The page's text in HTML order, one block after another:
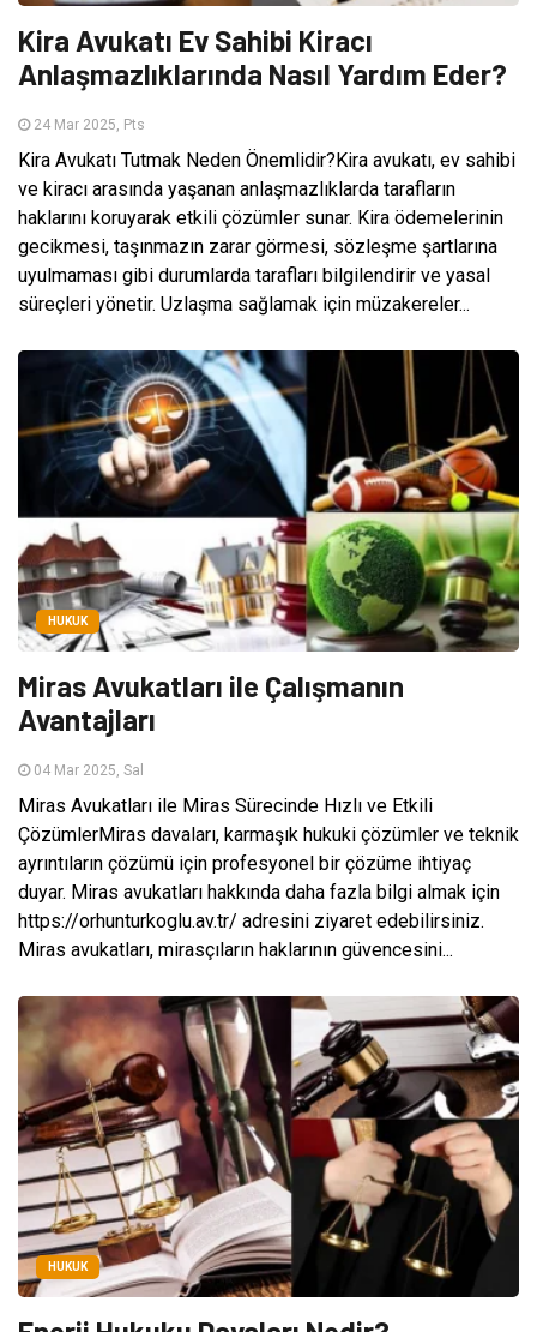
Kira Avukatı Ev Sahibi Kiracı
Anlaşmazlıklarında Nasıl Yardım Eder?
24 Mar 2025, Pts
Kira Avukatı Tutmak Neden Önemlidir?Kira avukatı, ev sahibi
ve kiracı arasında yaşanan anlaşmazlıklarda tarafların
haklarını koruyarak etkili çözümler sunar. Kira ödemelerinin
gecikmesi, taşınmazın zarar görmesi, sözleşme şartlarına
uyulmaması gibi durumlarda tarafları bilgilendirir ve yasal
süreçleri yönetir. Uzlaşma sağlamak için müzakereler...
HUKUK
Miras Avukatları ile Çalışmanın
Avantajları
04 Mar 2025, Sal
Miras Avukatları ile Miras Sürecinde Hızlı ve Etkili
ÇözümlerMiras davaları, karmaşık hukuki çözümler ve teknik
ayrıntıların çözümü için profesyonel bir çözüme ihtiyaç
duyar. Miras avukatları hakkında daha fazla bilgi almak için
https://orhunturkoglu.av.tr/ adresini ziyaret edebilirsiniz.
Miras avukatları, mirasçıların haklarının güvencesini...
HUKUK